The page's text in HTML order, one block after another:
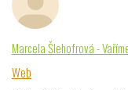
Marcela Šlehofrová -
Web